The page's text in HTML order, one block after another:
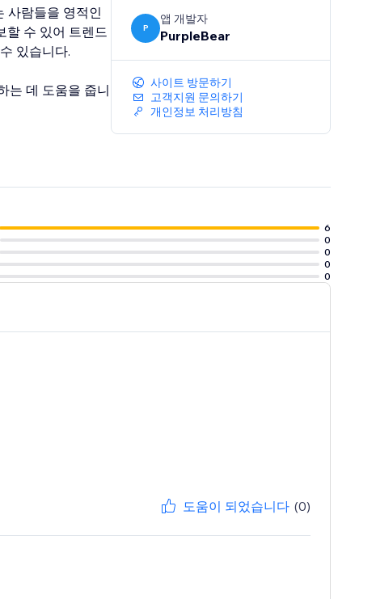
사람들을 영적인
할 수 있어 트렌드
있습니다.
는 데 도움을 줍니
P
앱 개발자
PurpleBear
사이트 방문하기
고객지원 문의하기
개인정보 처리방침
6
0
0
0
0
도움이 되었습니다 (0)